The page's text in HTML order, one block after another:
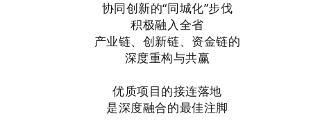
协同创新的“同城化”步伐
积极融入全省
产业链、创新链、资金链的
深度重构与共赢
优质项目的接连落地
是深度融合的最佳注脚